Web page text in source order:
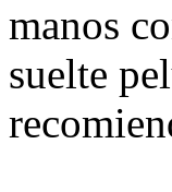
manos
suelte